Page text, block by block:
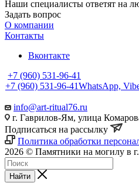
Наши специалисты ответят на
Задать вопрос
О компании
Контакты
Вконтакте
+7 (960) 531-96-41
+7 (960) 531-96-41WhatsApp,
info@art-ritual76.ru
г. Гаврилов-Ям, улица
Подписаться на рассылку
Политика обработки
2026 © Памятники на могилу
Найти